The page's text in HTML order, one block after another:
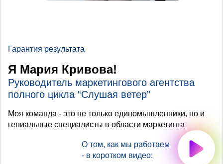
Гарантия результата
Я Мария Кривова!
Руководитель маркетингового агентства
полного цикла “Слушая ветер”
Моя команда - это не только единомышленники, но и
гениальные специалисты в области маркетинга
О том, как мы работаем
- в коротком видео: